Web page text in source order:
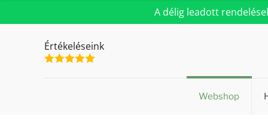
A délig leadott
Értékeléseink
Webshop